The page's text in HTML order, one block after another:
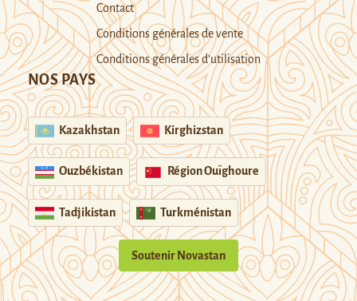
Contact
Conditions générales de vente
Conditions générales d’utilisation
NOS PAYS
Kazakhstan Kirghizstan
Ouzbékistan Région Ouïghoure
Tadjikistan Turkménistan
Soutenir Novastan